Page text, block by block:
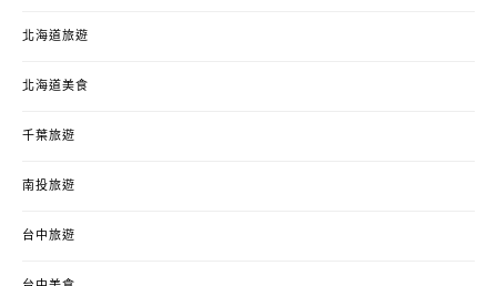
北海道旅遊
北海道美食
千葉旅遊
南投旅遊
台中旅遊